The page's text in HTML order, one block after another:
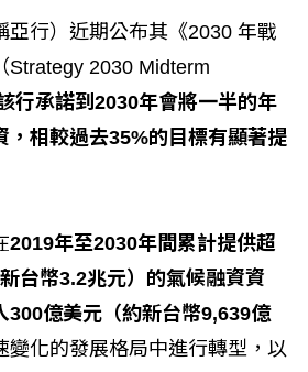
亞行）近期公布其《2030 年戰
Strategy 2030 Midterm
行承諾到2030年會將一半的年
，相較過去35%的目標有顯著提
2019年至2030年間累計提供超
台幣3.2兆元）的氣候融資資
300億美元（約新台幣9,639億
變化的發展格局中進行轉型，以